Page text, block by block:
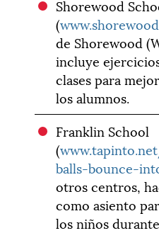
Shorewood
(
de Shorewood
incluye
clases para
los alumnos.
Franklin School
(
balls-bounce-
otros centros,
como asiento
los niños